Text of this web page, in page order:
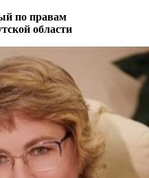
по правам
области